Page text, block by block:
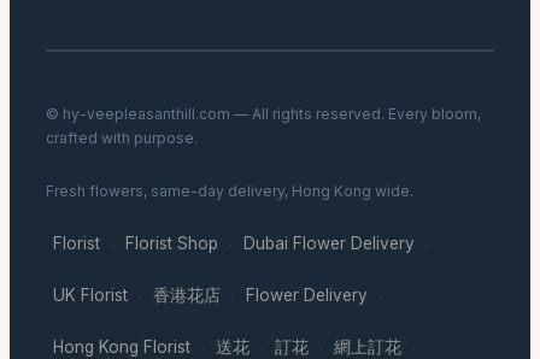
© hy-veepleasanthill.com — All rights reserved. Every bloom,
crafted with purpose.
Fresh flowers, same-day delivery, Hong Kong wide.
Florist · Florist Shop · Dubai Flower Delivery ·
UK Florist · 香港花店 · Flower Delivery ·
Hong Kong Florist · 送花 · 訂花 · 網上訂花 ·